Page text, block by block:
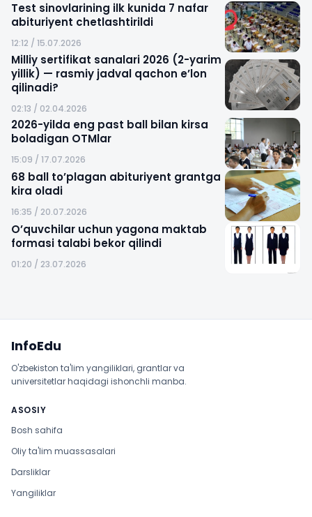
Test sinovlarining ilk kunida 7 nafar
abituriyent chetlashtirildi
12:12 / 15.07.2026
Milliy sertifikat sanalari 2026 (2-yarim
yillik) — rasmiy jadval qachon e’lon
qilinadi?
02:13 / 02.04.2026
2026-yilda eng past ball bilan kirsa
boladigan OTMlar
15:09 / 17.07.2026
68 ball to’plagan abituriyent grantga
kira oladi
16:35 / 20.07.2026
O’quvchilar uchun yagona maktab
formasi talabi bekor qilindi
01:20 / 23.07.2026
InfoEdu
O'zbekiston ta'lim yangiliklari, grantlar va
universitetlar haqidagi ishonchli manba.
ASOSIY
Bosh sahifa
Oliy ta'lim muassasalari
Darsliklar
Yangiliklar